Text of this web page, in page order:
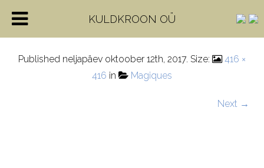
71_80730_0_0_GG
Published neljapäev oktoober 12th, 2017. Size:
416 ×
416 in Magiques
Next →
KULDKROON OÜ